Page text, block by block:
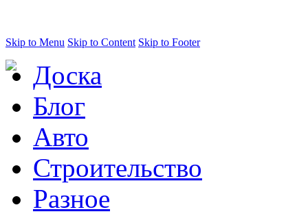
Skip to Menu Skip to Content Skip to Footer
Доска
Блог
Авто
Строительство
Разное